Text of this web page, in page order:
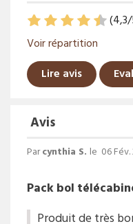
(4,3/
Voir répartition
Lire avis
Avis
Parcynthia S. le 06
Pack bol
Produit de très